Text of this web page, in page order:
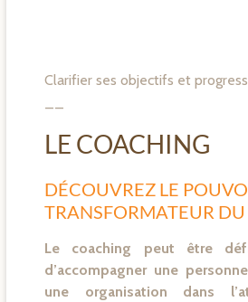
Clarifier ses objectifs et
LE COACHING
DÉCOUVREZ LE
TRANSFORMATEUR
Le coaching peut être
d’accompagner une
une organisation dans